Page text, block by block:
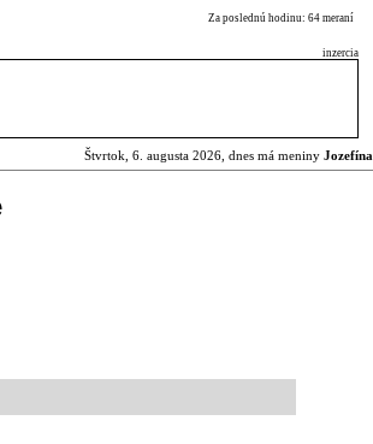
Za poslednú hodinu: 64 meraní
inzercia
Štvrtok, 6. augusta 2026, dnes má meniny Jozefína